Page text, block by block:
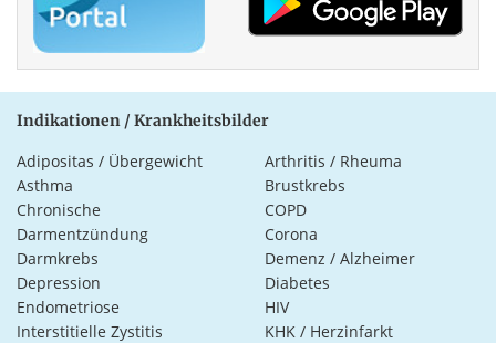
Indikationen / Krankheitsbilder
Adipositas / Übergewicht
Arthritis / Rheuma
Asthma
Brustkrebs
Chronische
Darmentzündung
COPD
Corona
Darmkrebs
Demenz / Alzheimer
Depression
Diabetes
Endometriose
HIV
Interstitielle Zystitis
KHK / Herzinfarkt